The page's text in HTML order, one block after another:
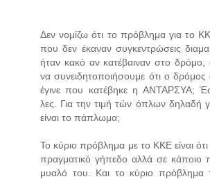
Δεν νομίζω ότι το πρόβλημα για το
που δεν έκαναν συγκεντρώσεις
ήταν κακό αν κατέβαιναν στο δρόμο,
να συνειδητοποιήσουμε ότι ο δρόμος
έγινε που κατέβηκε η ΑΝΤΑΡΣΥΑ;
λες. Για την τιμή τών όπλων δηλαδή
είναι το πάπλωμα;
Το κύριο πρόβλημα με το ΚΚΕ είναι
πραγματικό γήπεδο αλλά σε κάποιο
μυαλό του. Και το κύριο πρόβλημα